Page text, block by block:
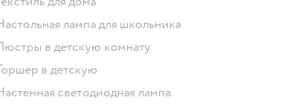
Настольная лампа для школьника
Люстры в детскую комнату
Торшер в детскую
Настенная светодиодная лампа